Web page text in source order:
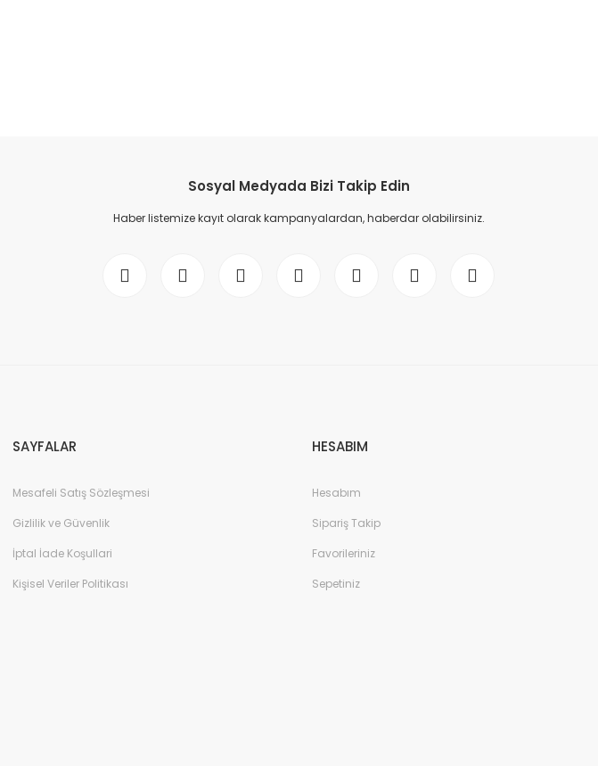
Sosyal Medyada Bizi Takip Edin
Haber listemize kayıt olarak kampanyalardan, haberdar olabilirsiniz.
SAYFALAR
Mesafeli Satış Sözleşmesi
Gizlilik ve Güvenlik
İptal İade Koşullari
Kişisel Veriler Politikası
HESABIM
Hesabım
Sipariş Takip
Favorileriniz
Sepetiniz